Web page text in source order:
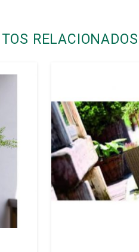
RELACIONADOS